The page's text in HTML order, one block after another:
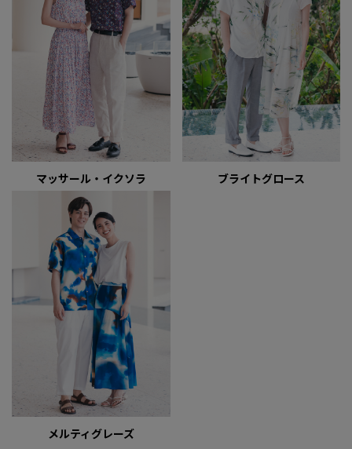
マッサール・イクソラ ブライトグロース
メルティグレーズ